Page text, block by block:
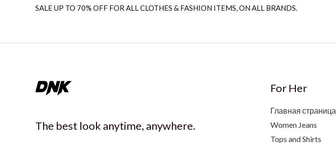
SALE UP TO 70% OFF FOR ALL CLOTHES & FASHION ITEMS, ON ALL BRANDS.
The best look anytime, anywhere.
For Her
Главная страница
Women Jeans
Tops and Shirts